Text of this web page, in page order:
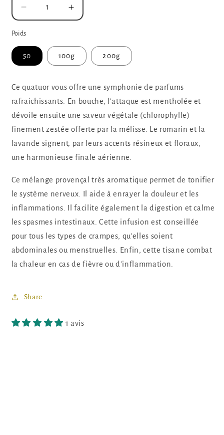
Réduire
la
quantité
de
La
menthe
et
romarin)
Augmenter
la
de
La
(tisane
menthe
et
romarin)
Poids
50 100g 200g
Ce quatuor vous offre une symphonie de parfums
rafraichissants. En bouche, l'attaque est mentholée et
dévoile ensuite une saveur végétale (chlorophylle)
finement zestée offerte par la mélisse. Le romarin et la
lavande signent, par leurs accents résineux et floraux,
une harmonieuse finale aérienne.
Ce mélange provençal très aromatique permet de tonifier
le système nerveux. Il aide à enrayer la douleur et les
inflammations. Il facilite également la digestion et calme
les spasmes intestinaux. Cette infusion est conseillée
pour tous les types de crampes, qu'elles soient
abdominales ou menstruelles. Enfin, cette tisane combat
la chaleur en cas de fièvre ou d'inflammation.
Share
1 avis